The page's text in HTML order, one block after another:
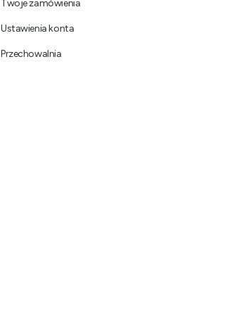
Twoje zamówienia
Ustawienia konta
Przechowalnia